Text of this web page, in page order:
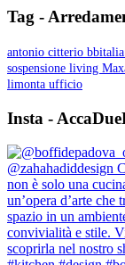
Tag -
antonio citterio bbitalia
sospensione living
limonta ufficio
Insta -